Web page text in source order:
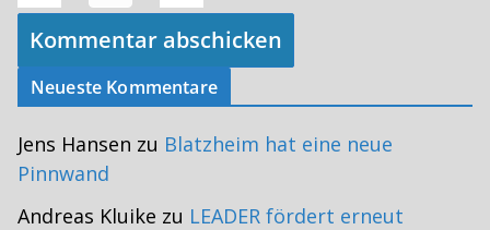
Neueste Kommentare
Jens Hansen zu Blatzheim hat eine neue
Pinnwand
Andreas Kluike zu LEADER fördert erneut